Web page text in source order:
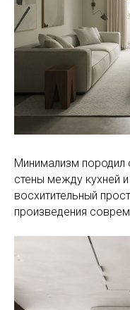
Минимализм породил
стены между кухней
восхитительный
произведения